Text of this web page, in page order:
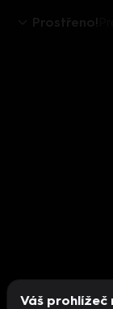
Prostřeno!
Váš